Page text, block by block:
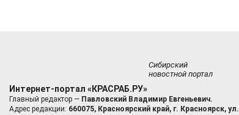
Сибирский
новостной портал
Интернет-портал «КРАСРАБ.РУ»
Главный редактор — Павловский Владимир Евгеньевич.
Адрес редакции: 660075, Красноярский край, г. Красноярск, ул.